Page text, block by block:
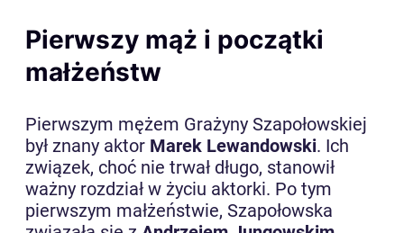
Pierwszy mąż i początki
małżeństw
Pierwszym mężem Grażyny Szapołowskiej
był znany aktor Marek Lewandowski. Ich
związek, choć nie trwał długo, stanowił
ważny rozdział w życiu aktorki. Po tym
pierwszym małżeństwie, Szapołowska